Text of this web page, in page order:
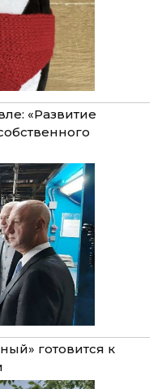
«Развитие
готовится к